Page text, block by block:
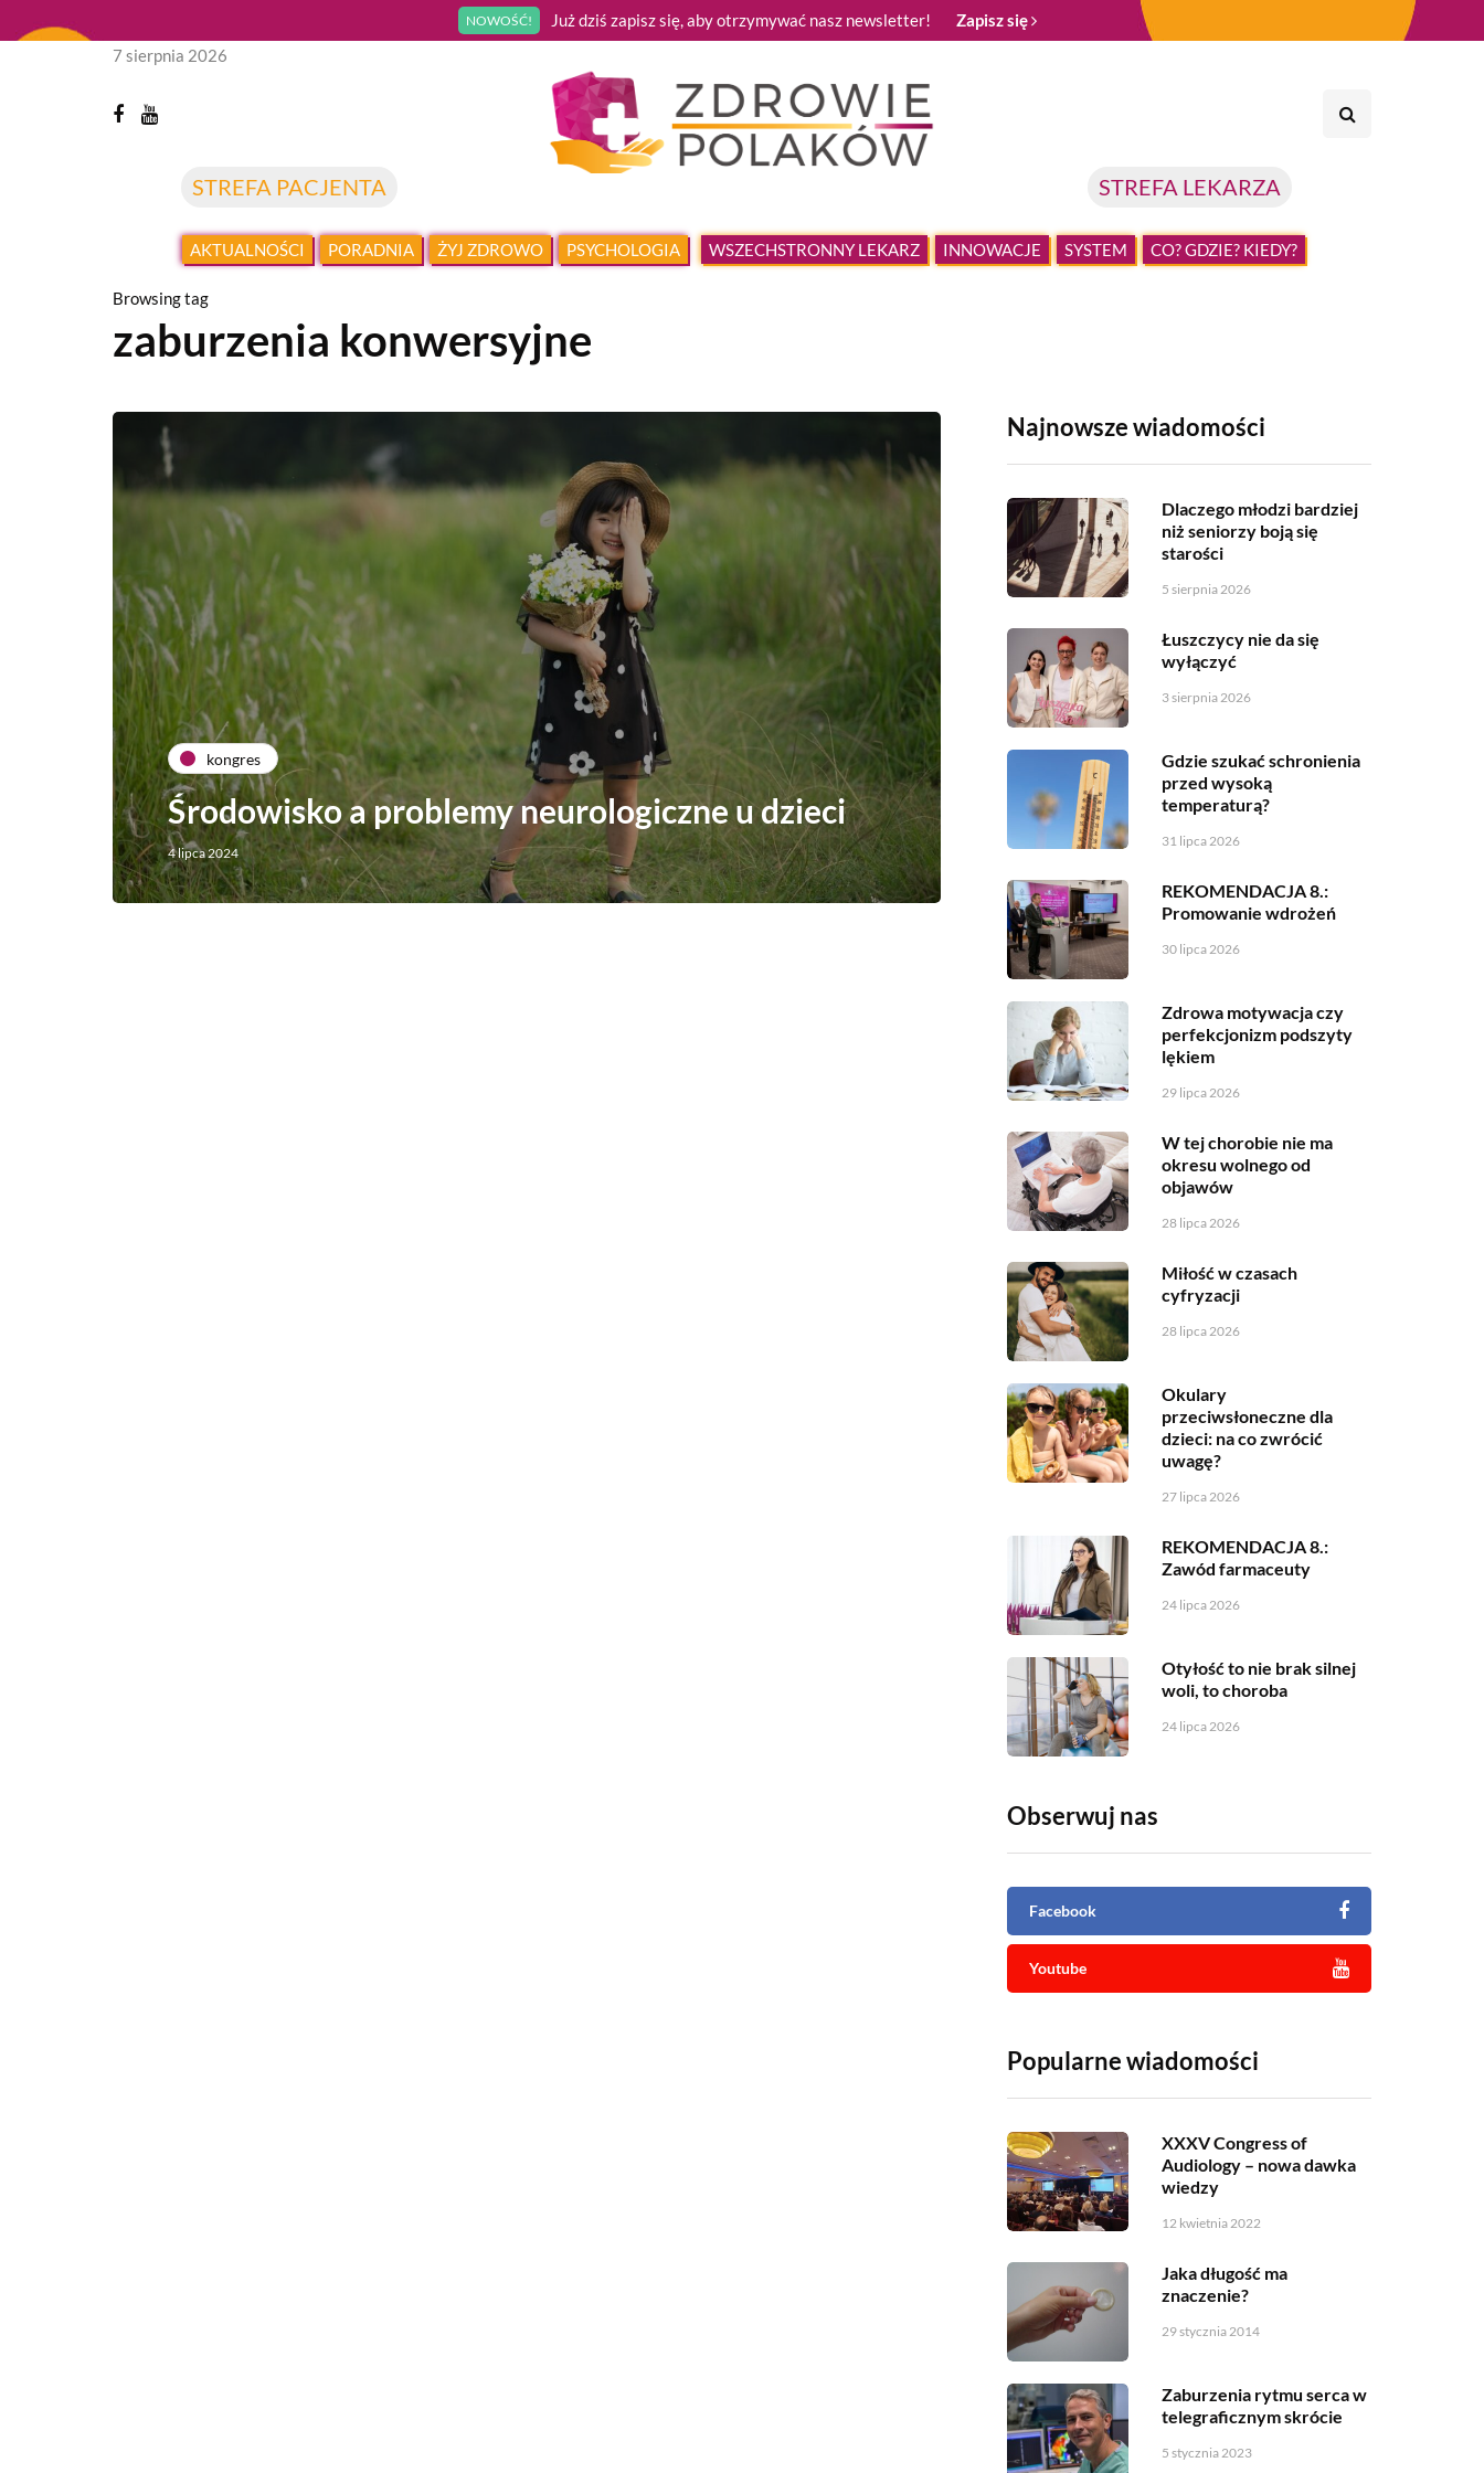
NOWOŚĆ! Już dziś zapisz się, aby otrzymywać nasz newsletter! Zapisz się
STREFA PACJENTA STREFA LEKARZA
7 sierpnia 2026
AKTUALNOŚCI PORADNIA ŻYJ ZDROWO PSYCHOLOGIA WSZECHSTRONNY LEKARZ INNOWACJE SYSTEM CO? GDZIE? KIEDY?
Browsing tag
zaburzenia konwersyjne
kongres
Środowisko a problemy neurologiczne u dzieci
4 lipca 2024
Najnowsze wiadomości
Dlaczego młodzi bardziej
niż seniorzy boją się
starości
5 sierpnia 2026
Łuszczycy nie da się
wyłączyć
3 sierpnia 2026
Gdzie szukać schronienia
przed wysoką
temperaturą?
31 lipca 2026
REKOMENDACJA 8.:
Promowanie wdrożeń
30 lipca 2026
Zdrowa motywacja czy
perfekcjonizm podszyty
lękiem
29 lipca 2026
W tej chorobie nie ma
okresu wolnego od
objawów
28 lipca 2026
Miłość w czasach
cyfryzacji
28 lipca 2026
Okulary
przeciwsłoneczne dla
dzieci: na co zwrócić
uwagę?
27 lipca 2026
REKOMENDACJA 8.:
Zawód farmaceuty
24 lipca 2026
Otyłość to nie brak silnej
woli, to choroba
24 lipca 2026
Obserwuj nas
Facebook
Youtube
Popularne wiadomości
XXXV Congress of
Audiology – nowa dawka
wiedzy
12 kwietnia 2022
Jaka długość ma
znaczenie?
29 stycznia 2014
Zaburzenia rytmu serca w
telegraficznym skrócie
5 stycznia 2023